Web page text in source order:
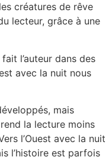
créatures de rêve
lecteur, grâce à une
l’auteur dans des
avec la nuit nous
mais
la lecture moins
l’Ouest avec la nuit
l’histoire est parfois